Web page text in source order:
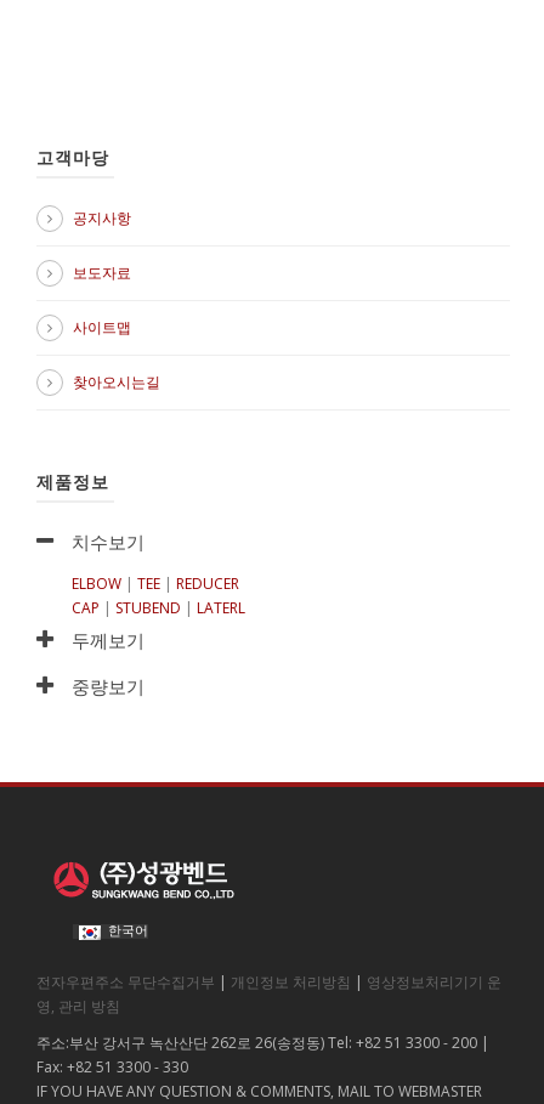
고객마당
공지사항
보도자료
사이트맵
찾아오시는길
제품정보
치수보기
ELBOW | TEE | REDUCER
CAP | STUBEND | LATERL
두께보기
중량보기
한국어
전자우편주소 무단수집거부 | 개인정보 처리방침 | 영상정보처리기기 운
영, 관리 방침
주소:부산 강서구 녹산산단 262로 26(송정동) Tel: +82 51 3300 - 200 |
Fax: +82 51 3300 - 330
IF YOU HAVE ANY QUESTION & COMMENTS, MAIL TO WEBMASTER